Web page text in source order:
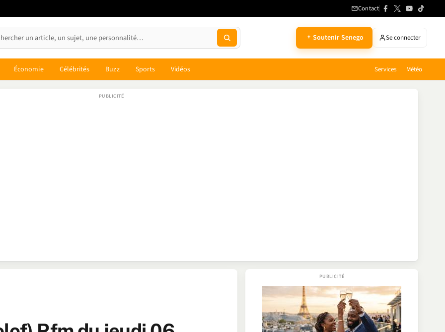
Contact
Soutenir Senego Se connecter
Économie Célébrités Buzz Sports Vidéos Services Météo